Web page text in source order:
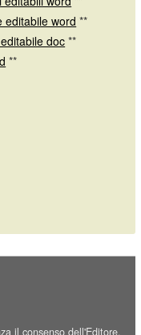
editabile word **
doc **
**
il consenso dell'Editore.